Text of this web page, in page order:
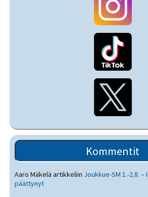
Kommentit
Aaro Mäkelä artikkeliin Joukkue-SM 1.-2.8.
päättynyt